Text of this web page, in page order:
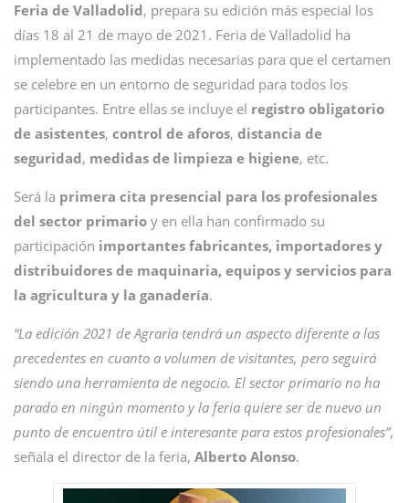
Feria de Valladolid, prepara su edición más especial los
días 18 al 21 de mayo de 2021. Feria de Valladolid ha
implementado las medidas necesarias para que el certamen
se celebre en un entorno de seguridad para todos los
participantes. Entre ellas se incluye el registro obligatorio
de asistentes, control de aforos, distancia de
seguridad, medidas de limpieza e higiene, etc.
Será la primera cita presencial para los profesionales
del sector primario y en ella han confirmado su
participación importantes fabricantes, importadores y
distribuidores de maquinaria, equipos y servicios para
la agricultura y la ganadería.
“La edición 2021 de Agraria tendrá un aspecto diferente a las
precedentes en cuanto a volumen de visitantes, pero seguirá
siendo una herramienta de negocio. El sector primario no ha
parado en ningún momento y la feria quiere ser de nuevo un
punto de encuentro útil e interesante para estos profesionales”,
señala el director de la feria, Alberto Alonso.